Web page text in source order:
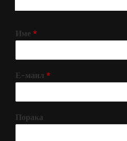
Име *
Е-маил *
Порака